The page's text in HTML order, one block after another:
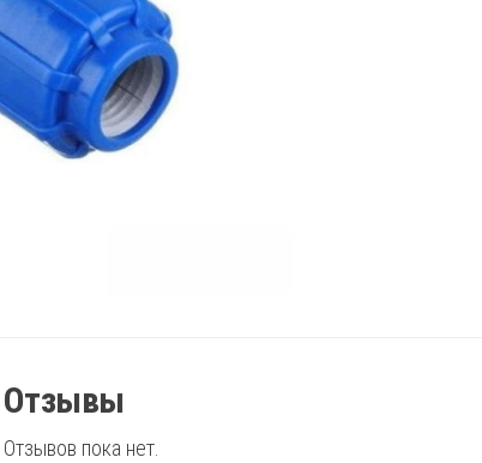
Отзывы
Отзывов пока нет.